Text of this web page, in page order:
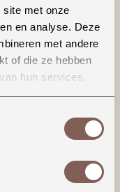
site met onze
en analyse. Deze
met andere
of die ze hebben
hun services.
loose fit),
model. De hals
geleverd met
dus niet vast